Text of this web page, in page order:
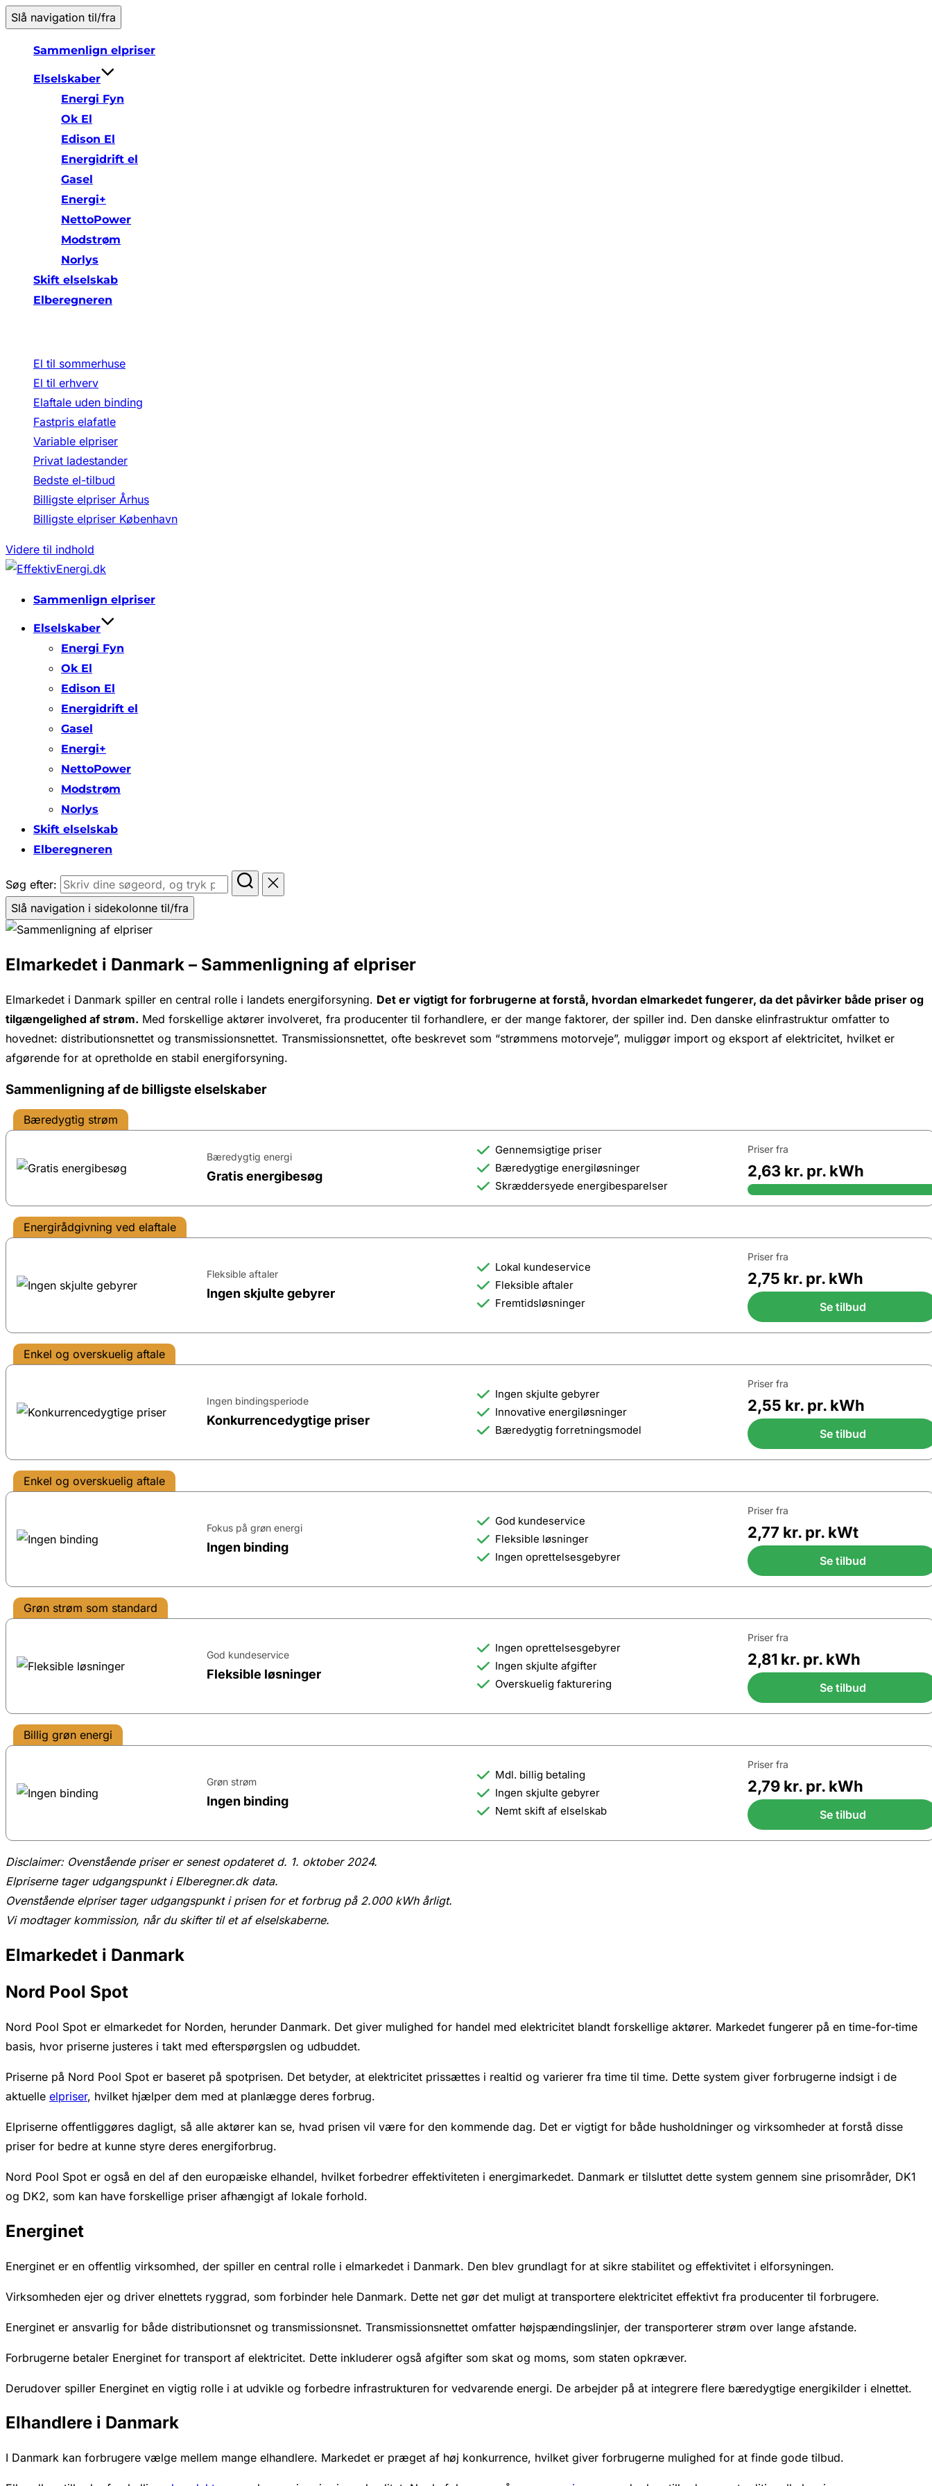
Slå navigation til/fra
Sammenlign elpriser
Elselskaber
Energi Fyn
Ok El
Edison El
Energidrift el
Gasel
Energi+
NettoPower
Modstrøm
Norlys
Skift elselskab
Elberegneren
El til sommerhuse
El til erhverv
Elaftale uden binding
Fastpris elafatle
Variable elpriser
Privat ladestander
Bedste el-tilbud
Billigste elpriser Århus
Billigste elpriser København
Videre til indhold
Sammenlign elpriser
Elselskaber
Energi Fyn
Ok El
Edison El
Energidrift el
Gasel
Energi+
NettoPower
Modstrøm
Norlys
Skift elselskab
Elberegneren
Søg efter:
Slå navigation i sidekolonne til/fra
Elmarkedet i Danmark – Sammenligning af elpriser
Elmarkedet i Danmark spiller en central rolle i landets energiforsyning. Det er vigtigt for forbrugerne at forstå, hvordan elmarkedet fungerer, da det påvirker både priser og
tilgængelighed af strøm. Med forskellige aktører involveret, fra producenter til forhandlere, er der mange faktorer, der spiller ind. Den danske elinfrastruktur omfatter to
hovednet: distributionsnettet og transmissionsnettet. Transmissionsnettet, ofte beskrevet som “strømmens motorveje”, muliggør import og eksport af elektricitet, hvilket er
afgørende for at opretholde en stabil energiforsyning.
Sammenligning af de billigste elselskaber
Bæredygtig strøm
Bæredygtig energi
Gratis energibesøg
Gennemsigtige priser
Bæredygtige energiløsninger
Skræddersyede energibesparelser
Priser fra
2,63 kr. pr. kWh
Energirådgivning ved elaftale
Fleksible aftaler
Ingen skjulte gebyrer
Lokal kundeservice
Fleksible aftaler
Fremtidsløsninger
Priser fra
2,75 kr. pr. kWh
Se tilbud
Enkel og overskuelig aftale
Ingen bindingsperiode
Konkurrencedygtige priser
Ingen skjulte gebyrer
Innovative energiløsninger
Bæredygtig forretningsmodel
Priser fra
2,55 kr. pr. kWh
Se tilbud
Enkel og overskuelig aftale
Fokus på grøn energi
Ingen binding
God kundeservice
Fleksible løsninger
Ingen oprettelsesgebyrer
Priser fra
2,77 kr. pr. kWt
Se tilbud
Grøn strøm som standard
God kundeservice
Fleksible løsninger
Ingen oprettelsesgebyrer
Ingen skjulte afgifter
Overskuelig fakturering
Priser fra
2,81 kr. pr. kWh
Se tilbud
Billig grøn energi
Grøn strøm
Ingen binding
Mdl. billig betaling
Ingen skjulte gebyrer
Nemt skift af elselskab
Priser fra
2,79 kr. pr. kWh
Se tilbud
Disclaimer: Ovenstående priser er senest opdateret d. 1. oktober 2024.
Elpriserne tager udgangspunkt i Elberegner.dk data.
Ovenstående elpriser tager udgangspunkt i prisen for et forbrug på 2.000 kWh årligt.
Vi modtager kommission, når du skifter til et af elselskaberne.
Elmarkedet i Danmark
Nord Pool Spot
Nord Pool Spot er elmarkedet for Norden, herunder Danmark. Det giver mulighed for handel med elektricitet blandt forskellige aktører. Markedet fungerer på en time-for-time
basis, hvor priserne justeres i takt med efterspørgslen og udbuddet.
Priserne på Nord Pool Spot er baseret på spotprisen. Det betyder, at elektricitet prissættes i realtid og varierer fra time til time. Dette system giver forbrugerne indsigt i de
aktuelle elpriser, hvilket hjælper dem med at planlægge deres forbrug.
Elpriserne offentliggøres dagligt, så alle aktører kan se, hvad prisen vil være for den kommende dag. Det er vigtigt for både husholdninger og virksomheder at forstå disse
priser for bedre at kunne styre deres energiforbrug.
Nord Pool Spot er også en del af den europæiske elhandel, hvilket forbedrer effektiviteten i energimarkedet. Danmark er tilsluttet dette system gennem sine prisområder, DK1
og DK2, som kan have forskellige priser afhængigt af lokale forhold.
Energinet
Energinet er en offentlig virksomhed, der spiller en central rolle i elmarkedet i Danmark. Den blev grundlagt for at sikre stabilitet og effektivitet i elforsyningen.
Virksomheden ejer og driver elnettets ryggrad, som forbinder hele Danmark. Dette net gør det muligt at transportere elektricitet effektivt fra producenter til forbrugere.
Energinet er ansvarlig for både distributionsnet og transmissionsnet. Transmissionsnettet omfatter højspændingslinjer, der transporterer strøm over lange afstande.
Forbrugerne betaler Energinet for transport af elektricitet. Dette inkluderer også afgifter som skat og moms, som staten opkræver.
Derudover spiller Energinet en vigtig rolle i at udvikle og forbedre infrastrukturen for vedvarende energi. De arbejder på at integrere flere bæredygtige energikilder i elnettet.
Elhandlere i Danmark
I Danmark kan forbrugere vælge mellem mange elhandlere. Markedet er præget af høj konkurrence, hvilket giver forbrugerne mulighed for at finde gode tilbud.